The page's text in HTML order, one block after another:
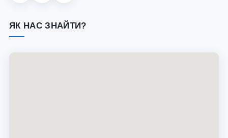
ЯК НАС ЗНАЙТИ?